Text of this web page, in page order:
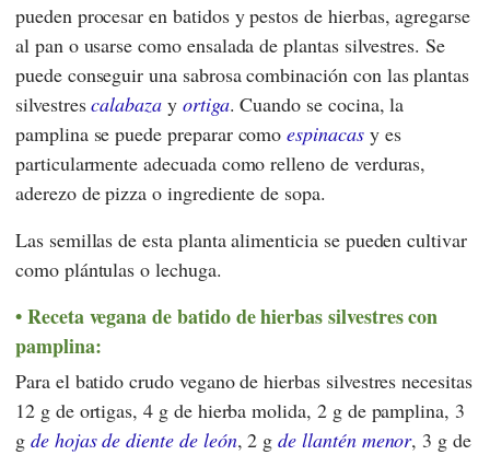
pueden procesar en batidos y pestos de hierbas, agregarse
al pan o usarse como ensalada de plantas silvestres. Se
puede conseguir una sabrosa combinación con las plantas
silvestrescalabazay ortiga. Cuando se cocina, la
pamplina se puede preparar comoespinacasy es
particularmente adecuada como relleno de verduras,
aderezo de pizza o ingrediente de sopa.
Las semillas de esta planta alimenticia se pueden cultivar
como plántulas o lechuga.
Receta vegana de batido de hierbas silvestres con
pamplina:
Para el batido crudo vegano de hierbas silvestres necesitas
12 g de ortigas, 4 g de hierba molida, 2 g de pamplina, 3
g de hojas de diente de león, 2 gde llantén menor, 3 g de